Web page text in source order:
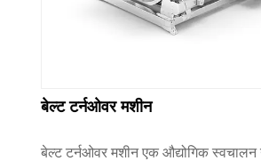
बेल्ट टर्नओवर मशीन
बेल्ट टर्नओवर मशीन एक औद्योगिक